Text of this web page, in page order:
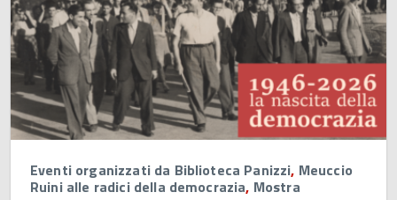
Eventi organizzati da Biblioteca Panizzi, Meuccio
Ruini alle radici della democrazia, Mostra